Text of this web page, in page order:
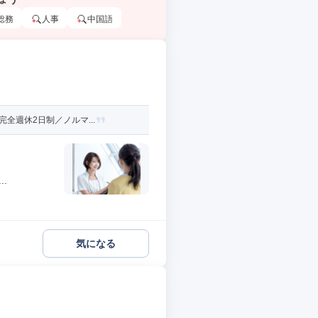
務 人事 中国語
全週休2日制／ノルマ...
気になる